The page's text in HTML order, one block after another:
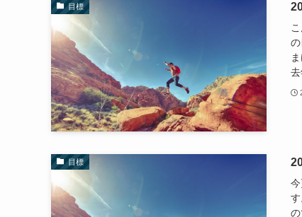
目標
去
目標